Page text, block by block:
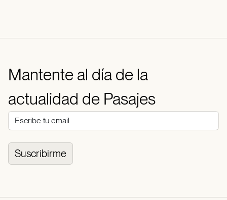
Mantente al día de la
actualidad de Pasajes
Suscribirme